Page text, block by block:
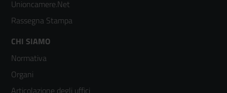
Unioncamere.Net
Rassegna Stampa
Footer
menù
colonna
CHI SIAMO
Normativa
Organi
Articolazione degli uffici